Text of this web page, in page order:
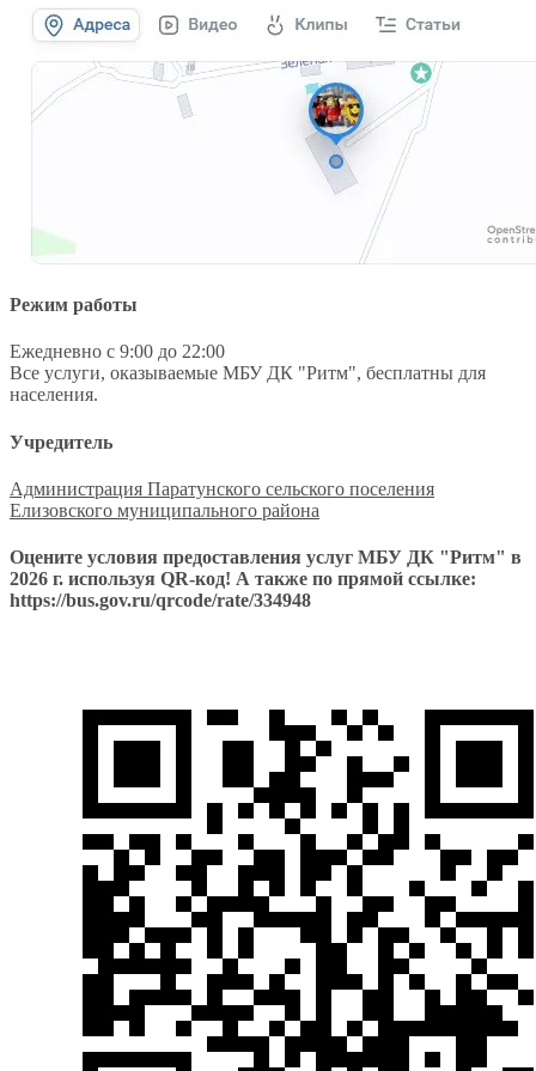
Режим работы
Ежедневно с 9:00 до 22:00
Все услуги, оказываемые МБУ ДК "Ритм", бесплатны для
населения.
Учредитель
Администрация Паратунского сельского поселения
Елизовского муниципального района
Оцените условия предоставления услуг МБУ ДК "Ритм" в
2026 г. используя QR-код! А также по прямой ссылке:
https://bus.gov.ru/qrcode/rate/334948